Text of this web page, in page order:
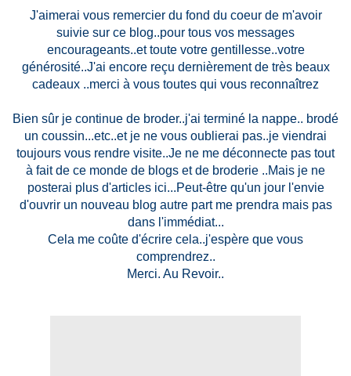
J'aimerai vous remercier du fond du coeur de m'avoir
suivie sur ce blog..pour tous vos messages
encourageants..et toute votre gentillesse..votre
générosité..J'ai encore reçu dernièrement de très beaux
cadeaux ..merci à vous toutes qui vous reconnaîtrez
Bien sûr je continue de broder..j'ai terminé la nappe.. brodé
un coussin...etc..et je ne vous oublierai pas..je viendrai
toujours vous rendre visite..Je ne me déconnecte pas tout
à fait de ce monde de blogs et de broderie ..Mais je ne
posterai plus d'articles ici...Peut-être qu'un jour l'envie
d'ouvrir un nouveau blog autre part me prendra mais pas
dans l'immédiat...
Cela me coûte d'écrire cela..j'espère que vous
comprendrez..
Merci. Au Revoir..